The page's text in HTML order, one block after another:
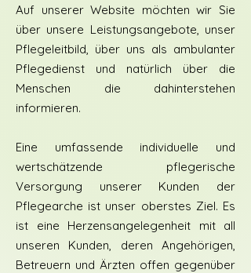
Auf unserer Website möchten wir Sie
über unsere Leistungsangebote, unser
Pflegeleitbild, über uns als ambulanter
Pflegedienst und natürlich über die
Menschen die dahinterstehen
informieren.
Eine umfassende individuelle und
wertschätzende pflegerische
Versorgung unserer Kunden der
Pflegearche ist unser oberstes Ziel. Es
ist eine Herzensangelegenheit mit all
unseren Kunden, deren Angehörigen,
Betreuern und Ärzten offen gegenüber